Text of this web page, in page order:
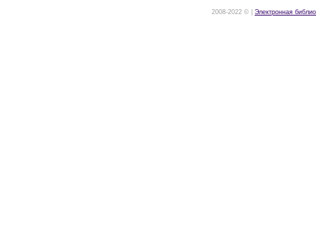
2008-2022 © | Электронная